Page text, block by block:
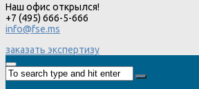
Наш офис открылся!
+7 (495) 666-5-666
info@fse.ms
заказать экспертизу